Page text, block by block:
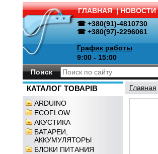
ГЛАВНАЯ | НОВОСТИ
☎ +380(91)-4810730
☎ +380(97)-2296061
График работы
9:00 - 15:00
Поиск
КАТАЛОГ ТОВАРІВ
ARDUINO
ECOFLOW
АКУСТИКА
БАТАРЕИ,
АККУМУЛЯТОРЫ
БЛОКИ ПИТАНИЯ
Главная